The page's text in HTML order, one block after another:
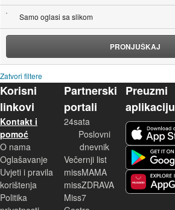
Samo oglasi sa slikom
PRONJUŠKAJ
Zatvori filtere
Korisni
linkovi
Kontakt i
pomoć
O nama
Oglašavanje
Uvjeti i pravila
korištenja
Politika
Partnerski
portali
24sata
Poslovni
dnevnik
Večernji list
missMAMA
missZDRAVA
Miss7
Preuzmi
aplikaciju